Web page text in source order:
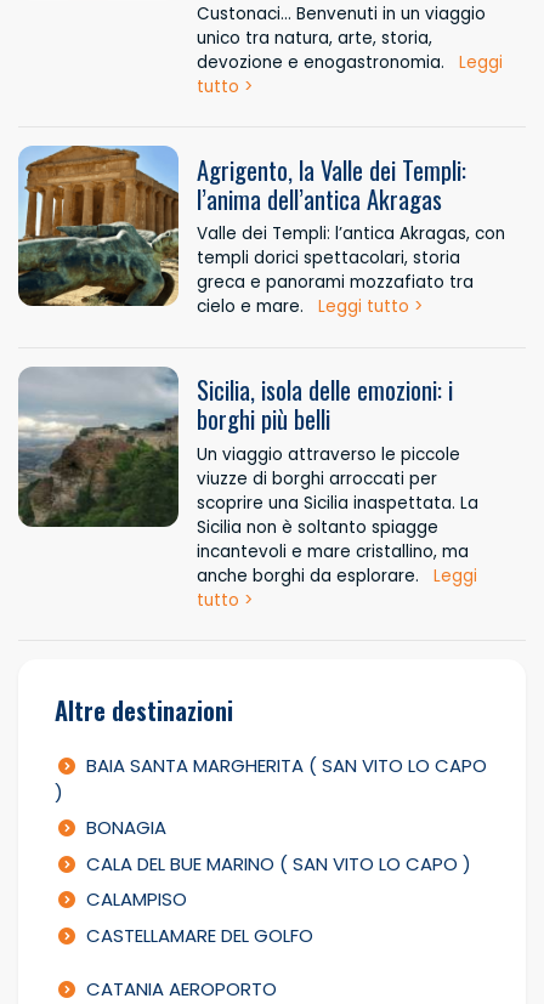
Custonaci... Benvenuti in un viaggio
unico tra natura, arte, storia,
devozione e enogastronomia.
Leggi
tutto >
Agrigento, la Valle dei Templi:
l’anima dell’antica Akragas
Valle dei Templi: l’antica Akragas, con
templi dorici spettacolari, storia
greca e panorami mozzafiato tra
cielo e mare.
Leggi tutto >
Sicilia, isola delle emozioni: i
borghi più belli
Un viaggio attraverso le piccole
viuzze di borghi arroccati per
scoprire una Sicilia inaspettata. La
Sicilia non è soltanto spiagge
incantevoli e mare cristallino, ma
anche borghi da esplorare.
Leggi
tutto >
Altre destinazioni
BAIA SANTA MARGHERITA ( SAN VITO LO CAPO
)
BONAGIA
CALA DEL BUE MARINO ( SAN VITO LO CAPO )
CALAMPISO
CASTELLAMARE DEL GOLFO
CATANIA AEROPORTO